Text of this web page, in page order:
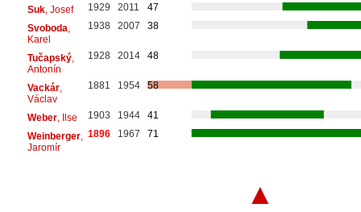
Suk, Josef 1929 2011
47
Svoboda
Karel
1938 2007 38
Tučapský,
Antonín
1928 2014 48
Vackár,
Václav
1881 1954 58
Weber, Ilse 1903 1944
41
Weinberger,
Jaromír
1896 1967 71
▲